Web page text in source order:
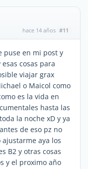
hace 14 años #11
puse en mi post y
cosas para
viajar grax
o Maicol como
es la vida en
hasta las
la noche xD y ya
de eso pz no
aya los
B2 y otras cosas
y el proximo año